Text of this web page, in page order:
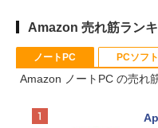
Amazon 売れ筋ラン
ノートPC
Amazon ノートPC の売れ
PCソフト